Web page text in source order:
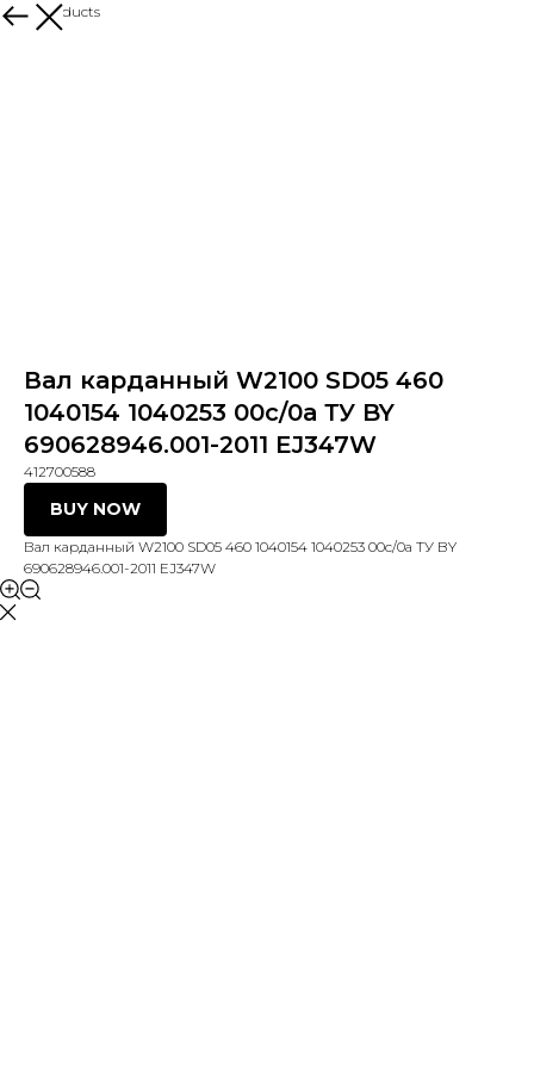
More products
Вал карданный W2100 SD05 460
1040154 1040253 00c/0а ТУ BY
690628946.001-2011 EJ347W
412700588
BUY NOW
Вал карданный W2100 SD05 460 1040154 1040253 00c/0а ТУ BY
690628946.001-2011 EJ347W